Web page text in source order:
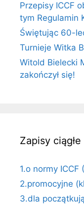
Przepisy ICCF
tym Regulamin
Świętując 60-
Turnieje Witka
Witold Bielecki
zakończył się!
Zapisy
1.o normy ICCF
2.promocyjne
3.dla